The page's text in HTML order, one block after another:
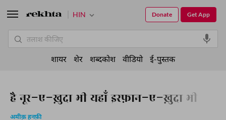
है नूर-ए-ख़ुदा भी यहाँ इरफ़ान-ए-ख़ुदा भी
अमीक़ हनफ़ी
HIN Get App
Donate
शायर शेर शब्दकोश वीडियो ई-पुस्तक